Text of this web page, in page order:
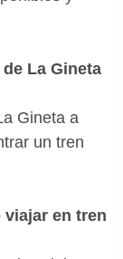
La Gineta
Gineta a
un tren
viajar en tren